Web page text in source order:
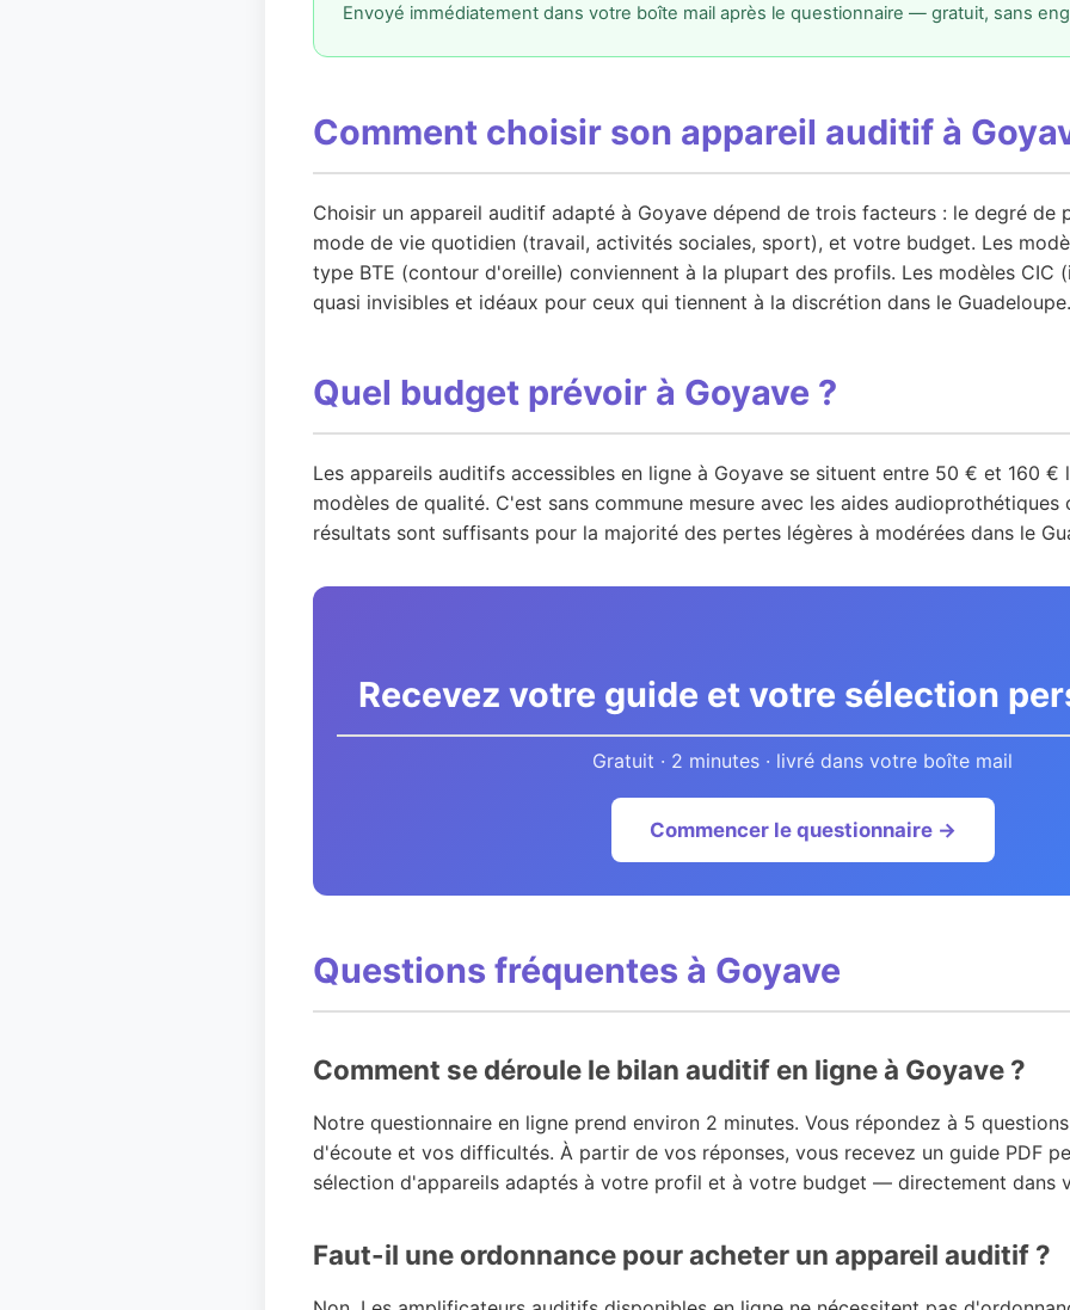
Envoyé immédiatement dans votre boîte mail après le questionnaire — gratuit, sans
Comment choisir son appareil auditif à
Choisir un appareil auditif adapté à Goyave dépend de trois facteurs : le degré de
mode de vie quotidien (travail, activités sociales, sport), et votre budget. Les
type BTE (contour d'oreille) conviennent à la plupart des profils. Les modèles CIC
quasi invisibles et idéaux pour ceux qui tiennent à la discrétion dans le Guadeloupe.
Quel budget prévoir à Goyave ?
Les appareils auditifs accessibles en ligne à Goyave se situent entre 50 € et 160 €
modèles de qualité. C'est sans commune mesure avec les aides audioprothétiques
résultats sont suffisants pour la majorité des pertes légères à modérées dans le
Recevez votre guide et votre sélection
Gratuit · 2 minutes · livré dans votre boîte mail
Commencer le questionnaire →
Questions fréquentes à Goyave
Comment se déroule le bilan auditif en ligne à Goyave ?
Notre questionnaire en ligne prend environ 2 minutes. Vous répondez à 5
d'écoute et vos difficultés. À partir de vos réponses, vous recevez un guide PDF
sélection d'appareils adaptés à votre profil et à votre budget — directement dans
Faut-il une ordonnance pour acheter un appareil auditif ?